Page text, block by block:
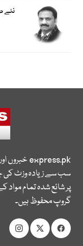
نئے
express.pkخبروں
سب سے زیادہ وزٹ کی
پر شائع شدہ تمام
گروپ محفوظ ہیں۔